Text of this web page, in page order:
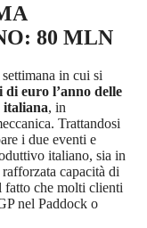
80 MLN
in cui si
di euro l’anno delle
italiana, in
Trattandosi
i due eventi e
italiano, sia in
capacità di
fatto che molti clienti
nel Paddock o